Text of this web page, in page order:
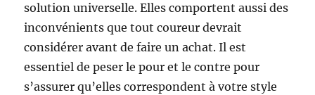
solution universelle. Elles comportent aussi des
inconvénients que tout coureur devrait
considérer avant de faire un achat. Il est
essentiel de peser le pour et le contre pour
s’assurer qu’elles correspondent à votre style